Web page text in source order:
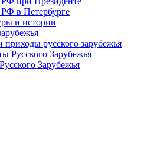
РФ в Петербурге
и истории
русского зарубежья
Русского Зарубежья
Зарубежья